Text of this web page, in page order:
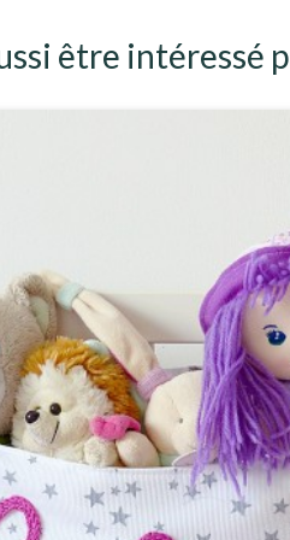
être intéressé